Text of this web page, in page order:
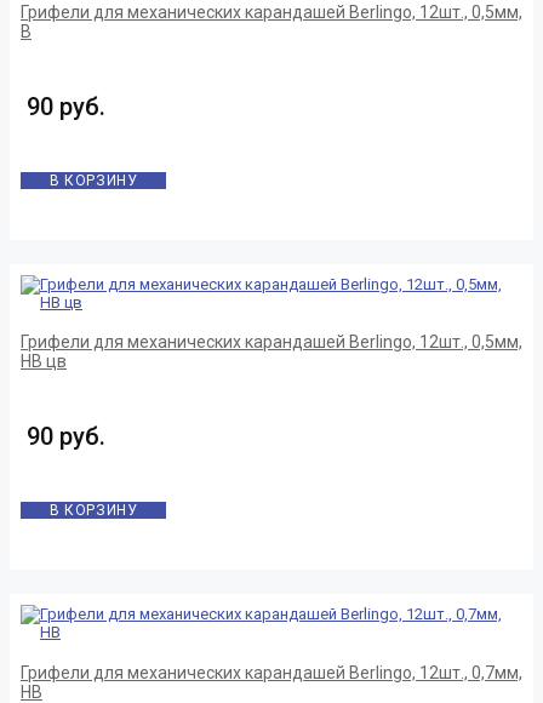
Грифели для механических карандашей Berlingo, 12шт., 0,5мм,
B
90 руб.
В КОРЗИНУ
Грифели для механических карандашей Berlingo, 12шт., 0,5мм,
HB цв
90 руб.
В КОРЗИНУ
Грифели для механических карандашей Berlingo, 12шт., 0,7мм,
HB